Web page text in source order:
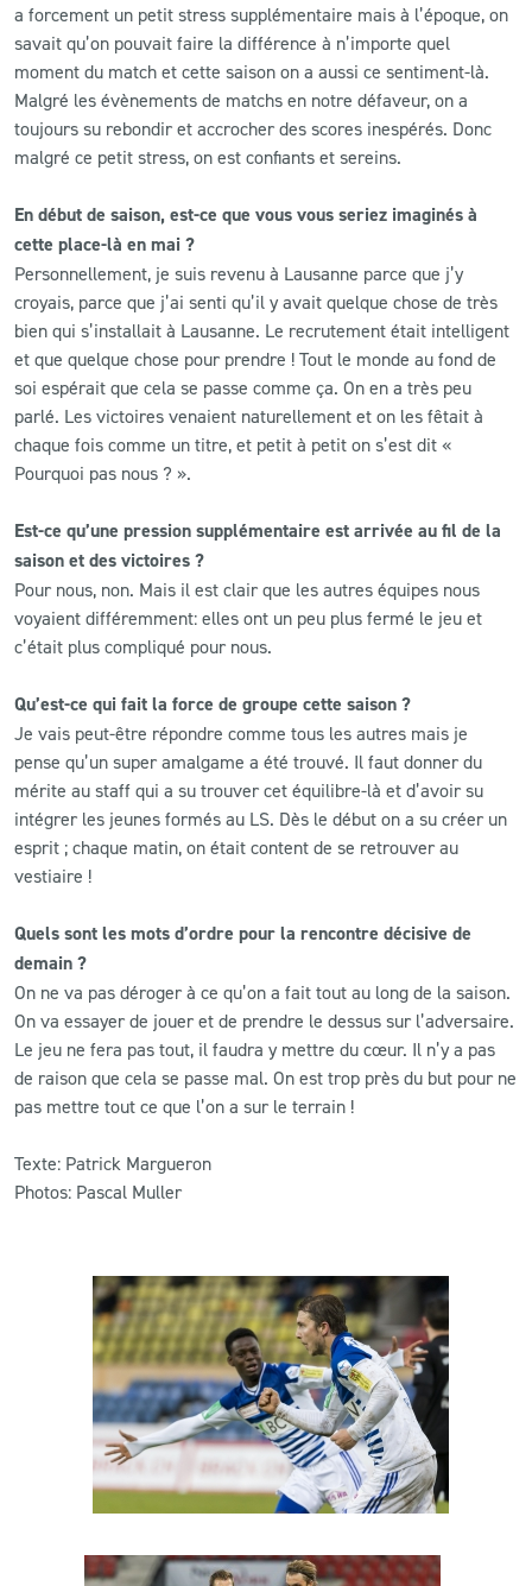
a forcement un petit stress supplémentaire mais à l’époque, on
savait qu’on pouvait faire la différence à n’importe quel
moment du match et cette saison on a aussi ce sentiment-là.
Malgré les évènements de matchs en notre défaveur, on a
toujours su rebondir et accrocher des scores inespérés. Donc
malgré ce petit stress, on est confiants et sereins.
En début de saison, est-ce que vous vous seriez imaginés à
cette place-là en mai ?
Personnellement, je suis revenu à Lausanne parce que j’y
croyais, parce que j’ai senti qu’il y avait quelque chose de très
bien qui s’installait à Lausanne. Le recrutement était intelligent
et que quelque chose pour prendre ! Tout le monde au fond de
soi espérait que cela se passe comme ça. On en a très peu
parlé. Les victoires venaient naturellement et on les fêtait à
chaque fois comme un titre, et petit à petit on s’est dit «
Pourquoi pas nous ? ».
Est-ce qu’une pression supplémentaire est arrivée au fil de la
saison et des victoires ?
Pour nous, non. Mais il est clair que les autres équipes nous
voyaient différemment: elles ont un peu plus fermé le jeu et
c’était plus compliqué pour nous.
Qu’est-ce qui fait la force de groupe cette saison ?
Je vais peut-être répondre comme tous les autres mais je
pense qu’un super amalgame a été trouvé. Il faut donner du
mérite au staff qui a su trouver cet équilibre-là et d’avoir su
intégrer les jeunes formés au LS. Dès le début on a su créer un
esprit ; chaque matin, on était content de se retrouver au
vestiaire !
Quels sont les mots d’ordre pour la rencontre décisive de
demain ?
On ne va pas déroger à ce qu’on a fait tout au long de la saison.
On va essayer de jouer et de prendre le dessus sur l’adversaire.
Le jeu ne fera pas tout, il faudra y mettre du cœur. Il n’y a pas
de raison que cela se passe mal. On est trop près du but pour ne
pas mettre tout ce que l’on a sur le terrain !
Texte: Patrick Margueron
Photos: Pascal Muller